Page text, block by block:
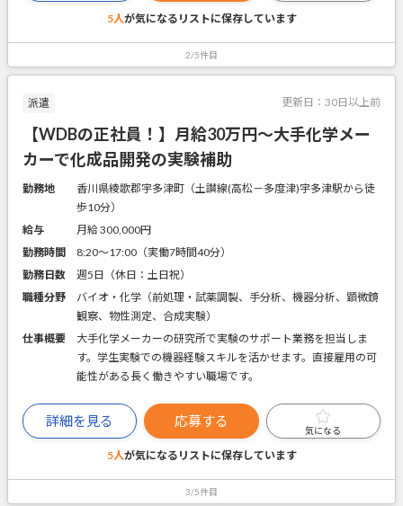
5人が気になるリストに保存しています
2/5件目
派遣 更新日： 30日以上前
【WDBの正社員！】月給30万円～大手化学メー
カーで化成品開発の実験補助
勤務地
香川県綾歌郡宇多津町（土讃線(高松－多度津)宇多津駅から徒
歩10分）
給与
月給 300,000円
勤務時間
8:20～17:00（実働7時間40分）
勤務日数
週5日（休日：土日祝）
職種分野
バイオ・化学（前処理・試薬調製、手分析、機器分析、顕微鏡
観察、物性測定、合成実験）
仕事概要
大手化学メーカーの研究所で実験のサポート業務を担当しま
す。学生実験での機器経験スキルを活かせます。直接雇用の可
能性がある長く働きやすい職場です。
詳細を見る 応募する
気になる
5人が気になるリストに保存しています
3/5件目